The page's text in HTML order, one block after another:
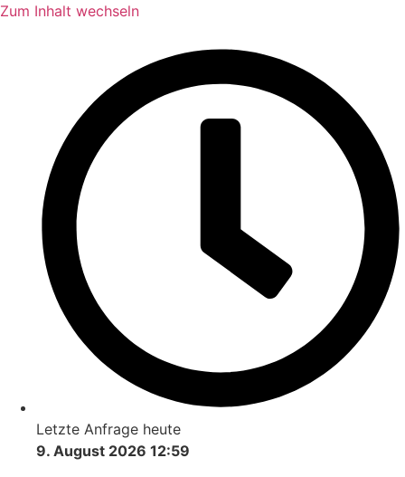
Zum Inhalt wechseln
Letzte Anfrage heute
9. August 2026 12:59